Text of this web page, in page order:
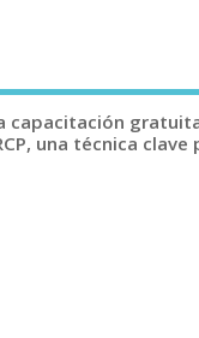
capacitación
una técnica clave